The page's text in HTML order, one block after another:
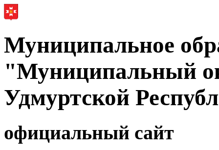
Муниципальное
"Муниципальный
Удмуртской
официальный сайт